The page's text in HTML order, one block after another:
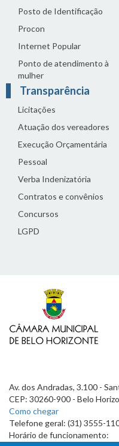
Posto de Identificação
Procon
Internet Popular
Ponto de atendimento à
mulher
Transparência
Licitações
Atuação dos vereadores
Execução Orçamentária
Pessoal
Verba Indenizatória
Contratos e convênios
Concursos
LGPD
Av. dos Andradas, 3.100 -
CEP: 30260-900 - Belo
Como chegar
Telefone geral: (31) 3555-
Horário de funcionamento: